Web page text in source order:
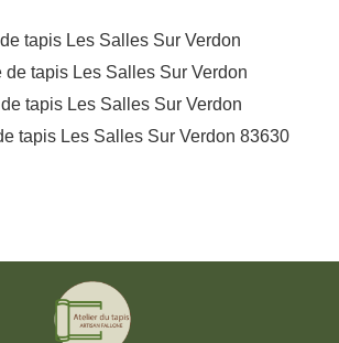
tapis Les Salles Sur Verdon
de tapis Les Salles Sur Verdon
tapis Les Salles Sur Verdon
tapis Les Salles Sur Verdon 83630